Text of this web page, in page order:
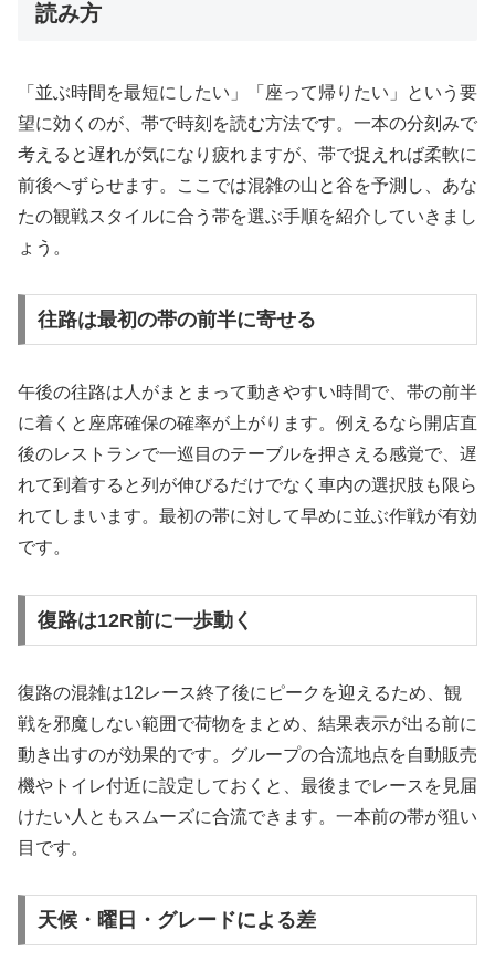
読み方
「並ぶ時間を最短にしたい」「座って帰りたい」という要
望に効くのが、帯で時刻を読む方法です。一本の分刻みで
考えると遅れが気になり疲れますが、帯で捉えれば柔軟に
前後へずらせます。ここでは混雑の山と谷を予測し、あな
たの観戦スタイルに合う帯を選ぶ手順を紹介していきまし
ょう。
往路は最初の帯の前半に寄せる
午後の往路は人がまとまって動きやすい時間で、帯の前半
に着くと座席確保の確率が上がります。例えるなら開店直
後のレストランで一巡目のテーブルを押さえる感覚で、遅
れて到着すると列が伸びるだけでなく車内の選択肢も限ら
れてしまいます。最初の帯に対して早めに並ぶ作戦が有効
です。
復路は12R前に一歩動く
復路の混雑は12レース終了後にピークを迎えるため、観
戦を邪魔しない範囲で荷物をまとめ、結果表示が出る前に
動き出すのが効果的です。グループの合流地点を自動販売
機やトイレ付近に設定しておくと、最後までレースを見届
けたい人ともスムーズに合流できます。一本前の帯が狙い
目です。
天候・曜日・グレードによる差